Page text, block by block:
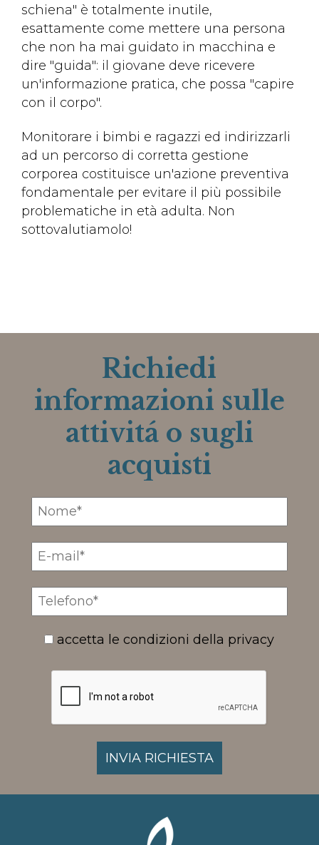
schiena" è totalmente inutile,
esattamente come mettere una persona
che non ha mai guidato in macchina e
dire "guida": il giovane deve ricevere
un'informazione pratica, che possa "capire
con il corpo".
Monitorare i bimbi e ragazzi ed indirizzarli
ad un percorso di corretta gestione
corporea costituisce un'azione preventiva
fondamentale per evitare il più possibile
problematiche in età adulta. Non
sottovalutiamolo!
Richiedi
informazioni sulle
attivitá o sugli
acquisti
accetta le condizioni della privacy